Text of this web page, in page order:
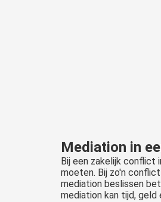
Mediation in
Bij een zakelijk conflict
moeten. Bij zo'n
mediation beslissen
mediation kan tijd, geld